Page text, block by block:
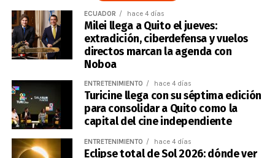
ECUADOR hace 4 días
Milei llega a Quito el jueves:
extradición, ciberdefensa y vuelos
directos marcan la agenda con
Noboa
ENTRETENIMIENTO hace 4 días
Turicine llega con su séptima edición
para consolidar a Quito como la
capital del cine independiente
ENTRETENIMIENTO hace 4 días
Eclipse total de Sol 2026: dónde ver